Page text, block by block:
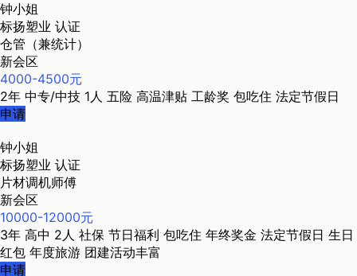
钟小姐
标扬塑业 认证
仓管（兼统计）
新会区
4000-4500元
2年 中专/中技 1人 五险 高温津贴 工龄奖 包吃住 法定节假日
申请
钟小姐
标扬塑业 认证
片材调机师傅
新会区
10000-12000元
3年 高中 2人 社保 节日福利 包吃住 年终奖金 法定节假日 生日
红包 年度旅游 团建活动丰富
申请